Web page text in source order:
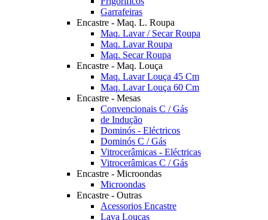
Garrafeiras
Encastre - Maq. L. Roupa
Maq. Lavar / Secar Roupa
Maq. Lavar Roupa
Maq. Secar Roupa
Encastre - Maq. Louça
Maq. Lavar Louça 45 Cm
Maq. Lavar Louça 60 Cm
Encastre - Mesas
Convencionais C / Gás
de Indução
Dominós - Eléctricos
Dominós C / Gás
Vitrocerâmicas - Eléctricas
Vitrocerâmicas C / Gás
Encastre - Microondas
Microondas
Encastre - Outras
Acessorios Encastre
Lava Louças